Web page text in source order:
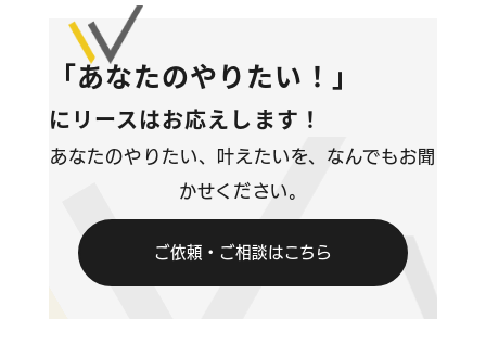
コンテンツ
ブログ
お問い合わせ
情報セキュリティに関する方針
プライバシーポリシー
「あなたのやりたい！」
にリースはお応えします！
あなたのやりたい、叶えたいを、なんでもお聞
かせください。
ご依頼・ご相談はこちら